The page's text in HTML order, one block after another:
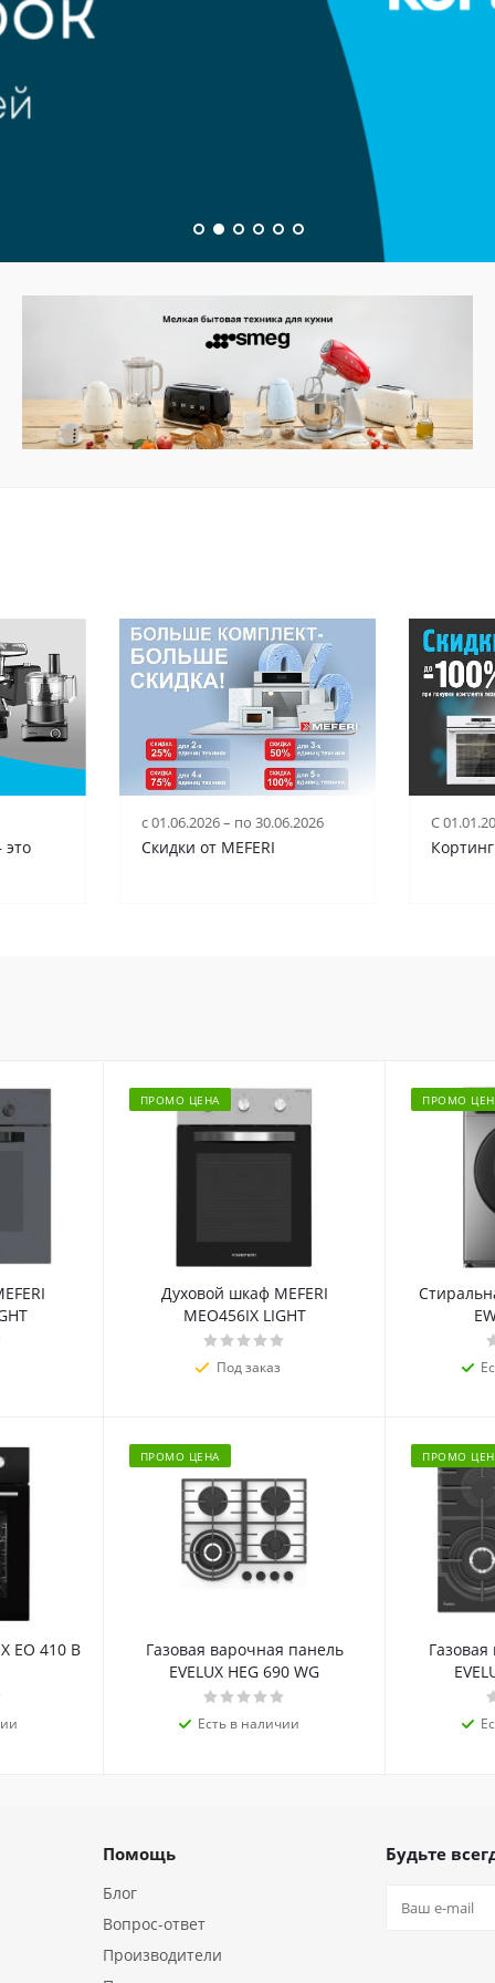
это
c 01.06.2026 – по 30.06.2026
Скидки от MEFERI
С
ПРОМО ЦЕНА
Духовой шкаф MEFERI
MEO456IX LIGHT
Под заказ
ПРОМО
EO 410 B
ПРОМО ЦЕНА
Газовая варочная панель
EVELUX HEG 690 WG
Есть в наличии
ПРОМО
Помощь
Блог
Вопрос-ответ
Производители
Будьте